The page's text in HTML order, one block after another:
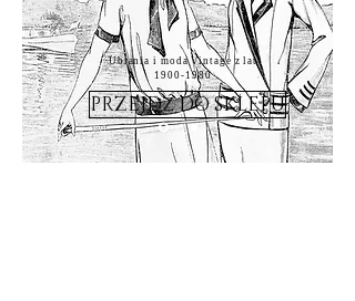
Ubrania i moda Vintage z lat
1900-1980
PRZEJDŹ DO SKLEPU